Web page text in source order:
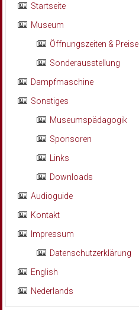
Startseite
Museum
Öffnungszeiten & Preise
Sonderausstellung
Dampfmaschine
Sonstiges
Museumspädagogik
Sponsoren
Links
Downloads
Audioguide
Kontakt
Impressum
Datenschutzerklärung
English
Nederlands